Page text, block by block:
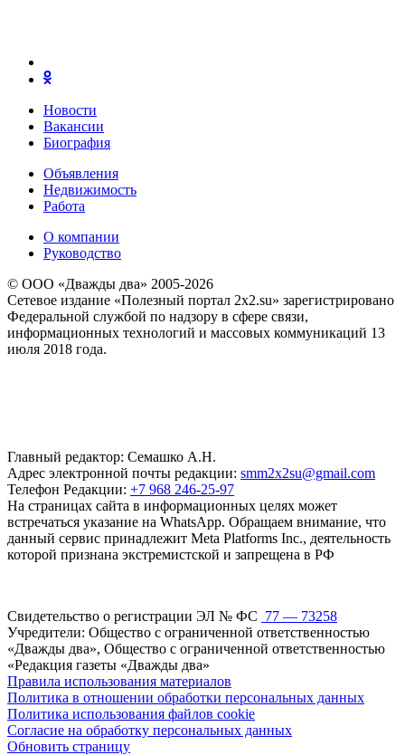
Новости
Вакансии
Биография
Объявления
Недвижимость
Работа
О компании
Руководство
© ООО «Дважды два» 2005-2026
Сетевое издание «Полезный портал 2x2.su» зарегистрировано
Федеральной службой по надзору в сфере связи,
информационных технологий и массовых коммуникаций 13
июля 2018 года.
Главный редактор: Семашко А.Н.
Адрес электронной почты редакции: smm2x2su@gmail.com
Телефон Редакции: +7 968 246-25-97
На страницах сайта в информационных целях может
встречаться указание на WhatsApp. Обращаем внимание, что
данный сервис принадлежит Meta Platforms Inc., деятельность
которой признана экстремистской и запрещена в РФ
Свидетельство о регистрации ЭЛ № ФС 77 — 73258
Учредители: Общество с ограниченной ответственностью
«Дважды два», Общество с ограниченной ответственностью
«Редакция газеты «Дважды два»
Правила использования материалов
Политика в отношении обработки персональных данных
Политика использования файлов cookie
Согласие на обработку персональных данных
Обновить страницу